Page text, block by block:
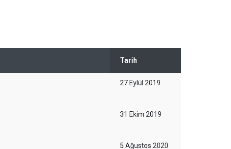
Tarih
27 Eylül 2019
31 Ekim 2019
5 Ağustos 2020